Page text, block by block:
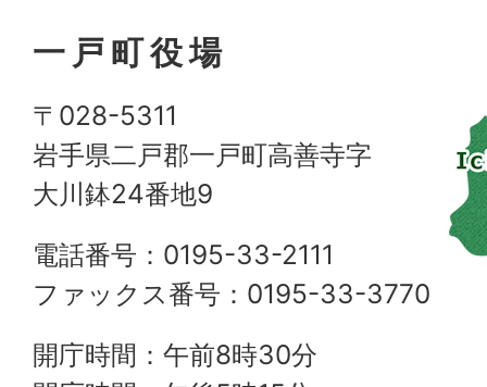
一戸町役場
〒028-5311
岩手県二戸郡一戸町高善寺字
大川鉢24番地9
電話番号：0195-33-2111
ファックス番号：0195-33-3770
開庁時間：午前8時30分